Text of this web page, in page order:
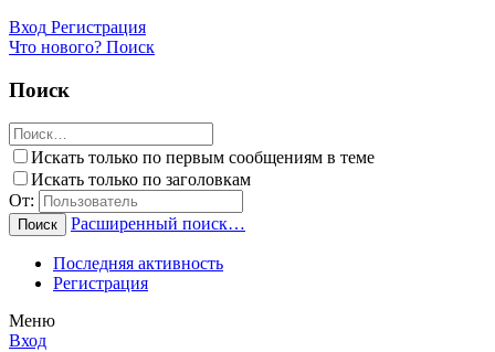
Вход Регистрация
Что нового? Поиск
Поиск
Искать только по первым сообщениям в теме
Искать только по заголовкам
От:
Поиск Расширенный поиск…
Последняя активность
Регистрация
Меню
Вход